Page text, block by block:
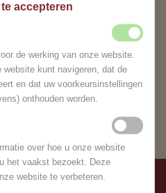
en de opname van
De combinatie van
helpt stress en
laten.
Het brengt lichaam en
Centrum wordt alleen
oliën om je huid te
je lichaam te
accepteren
de werking van onze website.
website kunt navigeren, dat de
en dat uw voorkeursinstellingen
onthouden worden.
over hoe u onze website
het vaakst bezoekt. Deze
website te verbeteren.
vanwege
zijn wij tijdelijk